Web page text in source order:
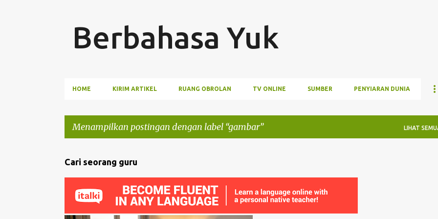
Berbahasa Yuk
HOME KIRIM ARTIKEL RUANG OBROLAN TV ONLINE SUMBER PENYIARAN DUNIA
Menampilkan postingan dengan label gambar LIHAT
P
o
Cari seorang guru